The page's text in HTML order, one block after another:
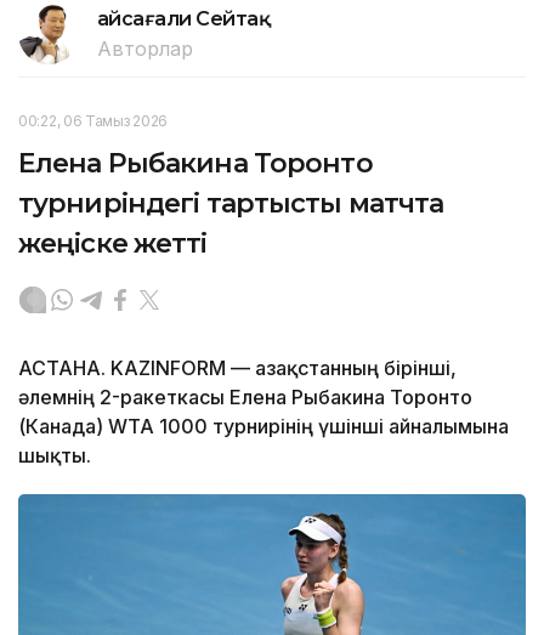
Ғайсағали Сейтақ
Авторлар
00:22, 06 Тамыз 2026
Елена Рыбакина Торонто
турниріндегі тартысты матчта
жеңіске жетті
АСТАНА. KAZINFORM — Қазақстанның бірінші,
әлемнің 2-ракеткасы Елена Рыбакина Торонто
(Канада) WTA 1000 турнирінің үшінші айналымына
шықты.